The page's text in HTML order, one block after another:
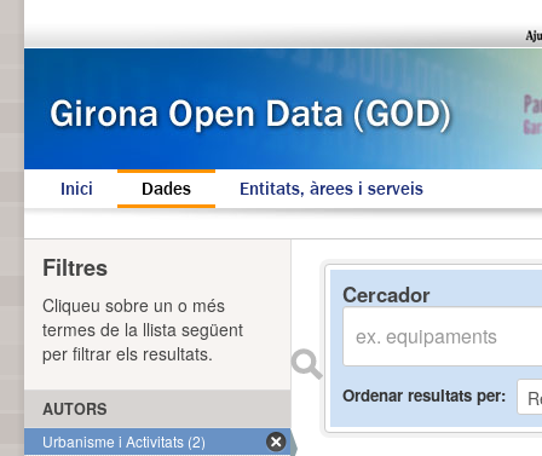
Inici Dades Entitats, àrees i serveis
Cercador
Ordenar resultats per
Filtres
Cliqueu sobre un o més
termes de la llista següent
per filtrar els resultats.
AUTORS
Urbanisme i Activitats (2)